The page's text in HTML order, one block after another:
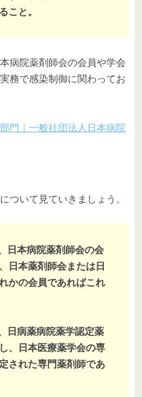
こと。
病院薬剤師会の会員や学会
務で感染制御に関わってお
門｜一般社団法人日本病院
ついて見ていきましょう。
日本病院薬剤師会の会
日本薬剤師会または日
かの会員であればこれ
日病薬病院薬学認定薬
、日本医療薬学会の専
された専門薬剤師であ